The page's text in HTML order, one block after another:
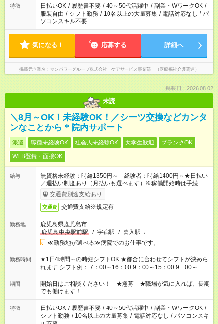
特徴 日払いOK / 履歴書不要 / 40～50代活躍中 / 副業・WワークOK /
服装自由 / シフト勤務 / 10名以上の大量募集 / 電話対応なし / パ
ソコンスキル不要
気になる！ 応募する 詳細へ
掲載元企業名 マンパワーグループ株式会社 ケアサービス事業部 （医療福祉介護関連）
掲載日：2026.08.02
未読
＼8月～OK！未経験OK！／シーツ交換などカンタ
ンなことから＊院内サポート
派遣 職種未経験OK 社会人未経験OK 大学生歓迎
ブランクOK
WEB登録・面接OK
給与
無資格未経験：時給1350円～ 経験者：時給1400円～★日払い
／週払い制度あり（月払いも選べます）※稼働開始時は手続き完
了次第のお支払いとなります。
交通費別途支給あり
交通費 交通費支給※規定有
勤務地
鹿児島県鹿児島市
鹿児島中央駅前駅
/ 宇宿駅 / 喜入駅 / …
≪勤務地が選べる≫病院でのお仕事です。
勤務時間
★1日4時間～の時短シフトOK ★都合に合わせてシフトが決めら
れます シフト例： 7：00～16：00 9：00～15：00 9：00～
18：00 11：00～20：00 など ※Wワークの場合、他のお仕事と
合わせ週40時間超の就業はご案内できません ※法令に基づき、
週20時間以上勤務は社会保険への加入対象となります ※労働者
派遣法（日雇い派遣の原則禁止）により、短時間・短期間の就
業はご案内が難しい場合があります
期間
開始日はご相談ください！ ★急募 ★職場が気に入れば、長期
でも働けます！
特徴 日払いOK / 履歴書不要 / 40～50代活躍中 / 副業・WワークOK /
シフト勤務 / 10名以上の大量募集 / 電話対応なし / パソコンスキ